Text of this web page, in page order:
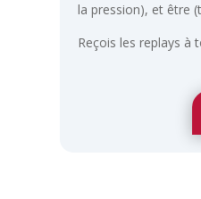
la pression), et être
Reçois les replays